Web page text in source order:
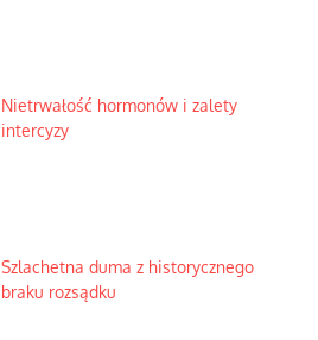
Nietrwałość hormonów i zalety
intercyzy
Szlachetna duma z historycznego
braku rozsądku